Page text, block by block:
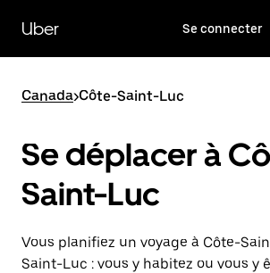
contenu
principal
Uber Se connecter
Canada>Côte-Saint-Luc
Se déplacer à
Saint-Luc
Vous planifiez un voyage à Côte-
Saint-Luc : vous y habitez ou vous y